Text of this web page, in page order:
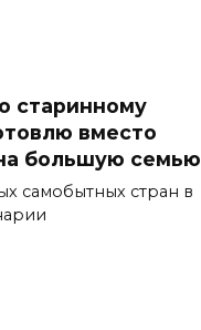
старинному
вместо
большую семью
самобытных стран в